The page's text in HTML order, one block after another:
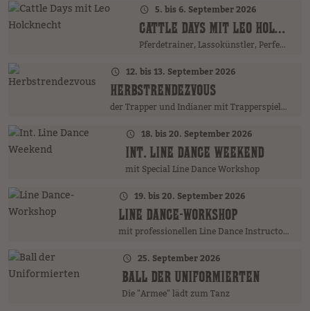
5. bis 6. September 2026
CATTLE DAYS MIT LEO HOLCKNECHT
Pferdetrainer, Lassokünstler, Perfektionist mit Herz
12. bis 13. September 2026
HERBSTRENDEZVOUS
der Trapper und Indianer mit Trapperspiele und Deckenmarkt
18. bis 20. September 2026
INT. LINE DANCE WEEKEND
mit Special Line Dance Workshop
19. bis 20. September 2026
LINE DANCE-WORKSHOP
mit professionellen Line Dance Instructors
25. September 2026
BALL DER UNIFORMIERTEN
Die "Armee" lädt zum Tanz